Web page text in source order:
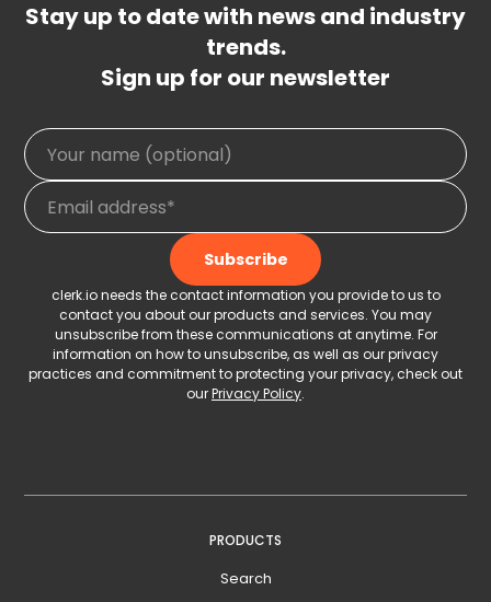
Stay up to date with news and industry
trends.
Sign up for our newsletter
clerk.io needs the contact information you provide to us to
contact you about our products and services. You may
unsubscribe from these communications at anytime. For
information on how to unsubscribe, as well as our privacy
practices and commitment to protecting your privacy, check out
ourPrivacy Policy.
PRODUCTS
Search